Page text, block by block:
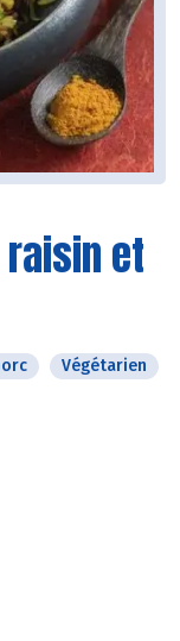
raisin et
Végétarien